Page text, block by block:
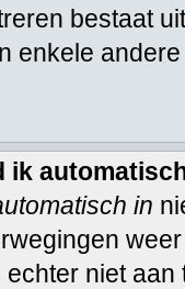
bestaat
enkele
ik
in
echter niet